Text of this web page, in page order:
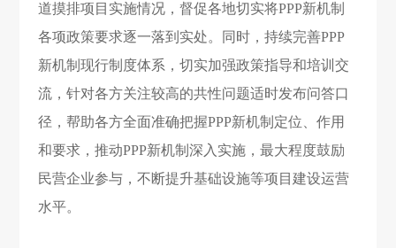
道摸排项目实施情况，督促各地切实将PPP新机制
各项政策要求逐一落到实处。同时，持续完善PPP
新机制现行制度体系，切实加强政策指导和培训交
流，针对各方关注较高的共性问题适时发布问答口
径，帮助各方全面准确把握PPP新机制定位、作用
和要求，推动PPP新机制深入实施，最大程度鼓励
民营企业参与，不断提升基础设施等项目建设运营
水平。